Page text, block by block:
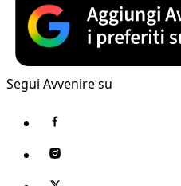
Segui Avvenire su